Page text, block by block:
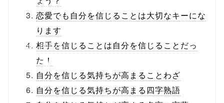
/tapbiz_theme/
parts/sns-
buttons.php on
line10
/1018520"
恋愛でも自分を信じることは大切なキーにな
ります
相手を信じることは自分を信じることだっ
た！
自分を信じる気持ちが高まることわざ
自分を信じる気持ちが高まる四字熟語